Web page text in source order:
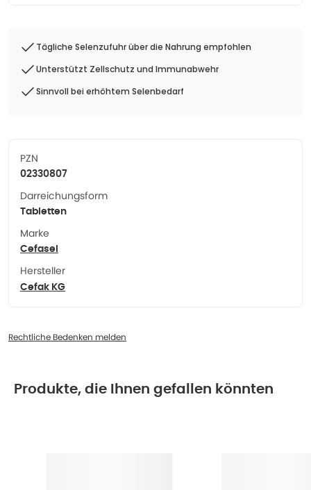
Tägliche Selenzufuhr über die Nahrung empfohlen
Unterstützt Zellschutz und Immunabwehr
Sinnvoll bei erhöhtem Selenbedarf
PZN
02330807
Darreichungsform
Tabletten
Marke
Cefasel
Hersteller
Cefak KG
Rechtliche Bedenken melden
Produkte, die Ihnen gefallen könnten